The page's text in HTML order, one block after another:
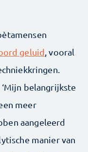
geluid , vooral
belangrijkste
meer
aangeleerd
manier van